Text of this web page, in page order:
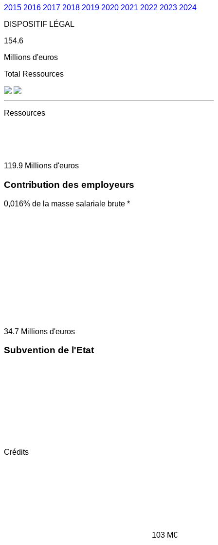
2015 2016 2017 2018 2019 2020 2021 2022 2023 2024
DISPOSITIF LÉGAL
154.6
Millions d'euros
Total Ressources
Ressources
119.9 Millions d'euros
Contribution des employeurs
0,016% de la masse salariale brute *
34.7 Millions d'euros
Subvention de l'Etat
Crédits
103 M€